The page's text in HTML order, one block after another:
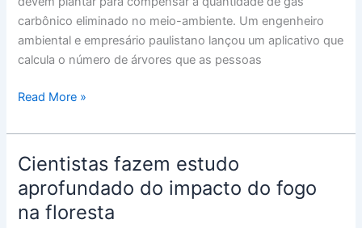
carbônico eliminado no meio-ambiente. Um engenheiro
ambiental e empresário paulistano lançou um aplicativo que
calcula o número de árvores que as pessoas
mudas
Read More »
Cientistas fazem estudo
aprofundado do impacto do fogo
na floresta
Cientistas
fazem
estudo
aprofundado